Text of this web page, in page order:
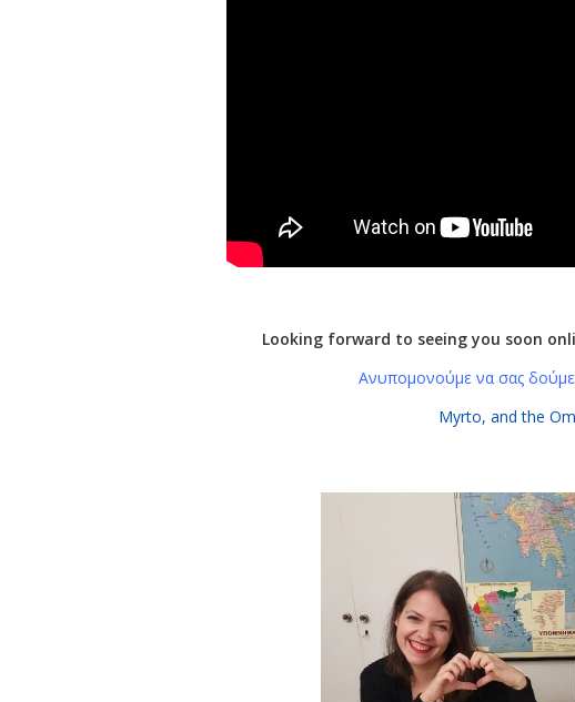
Looking forward to seeing you soon
Ανυπομονούμε να σας
Myrto, and the